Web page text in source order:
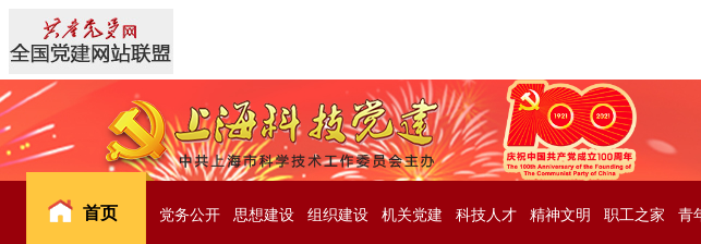
首页 党务公开 思想建设 组织建设 机关党建 科技人才 精神文明 职工之家 青